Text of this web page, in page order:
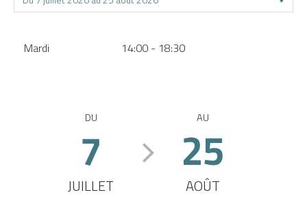
Mardi 14:00 - 18:30
DU
7
JUILLET
AU
25
AOÛT